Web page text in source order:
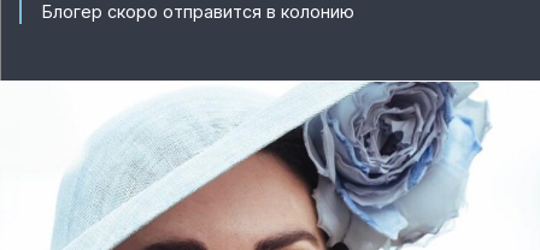
Блогер скоро отправится в колонию